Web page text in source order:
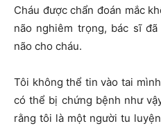
Cháu được chẩn đoán mắc
não nghiêm trọng, bác sĩ
não cho cháu.
Tôi không thể tin vào tai
có thể bị chứng bệnh như
rằng tôi là một người tu